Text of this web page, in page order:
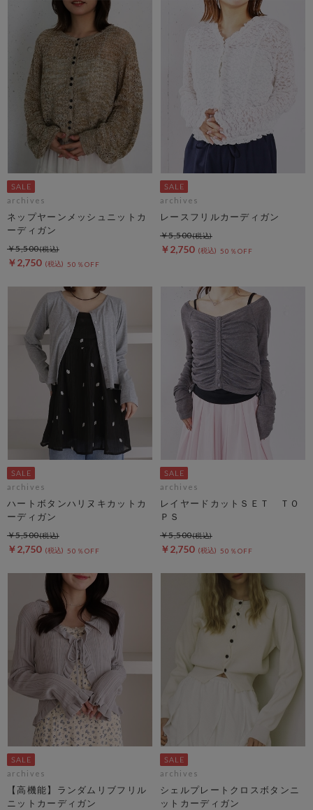
archives
ネップヤーンメッシュニットカ
ーディガン
￥2,750 50％OFF
￥5,500
archives
レースフリルカーディガン
￥2,750 50％OFF
￥5,500
archives
ハートボタンハリヌキカットカ
ーディガン
￥2,750 50％OFF
￥5,500
archives
レイヤードカットＳＥＴ ＴＯ
ＰＳ
￥2,750 50％OFF
￥5,500
archives
【高機能】ランダムリブフリル
ニットカーディガン
archives
シェルプレートクロスボタンニ
ットカーディガン